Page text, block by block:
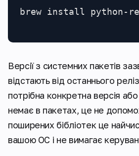
brew install python-
Версії з системних пакетів
відстають від останнього
потрібна конкретна версія або
немає в пакетах, це не
поширених бібліотек це
вашою ОС і не вимагає